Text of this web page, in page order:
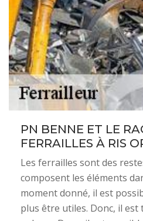
PN BENNE ET LE
FERRAILLES À RIS
Les ferrailles sont des
composent les éléments
moment donné, il est
plus être utiles. Donc, il est